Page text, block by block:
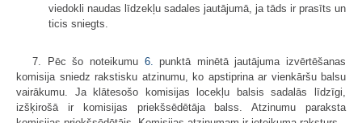
viedokli naudas līdzekļu sadales jautājumā, ja tāds ir prasīts un
ticis sniegts.
7. Pēc šo noteikumu 6.
punktā minētā jautājuma izvērtēšanas
komisija sniedz rakstisku atzinumu, ko apstiprina ar vienkāršu balsu
vairākumu. Ja klātesošo komisijas locekļu balsis sadalās līdzīgi,
izšķirošā ir komisijas priekšsēdētāja balss. Atzinumu paraksta